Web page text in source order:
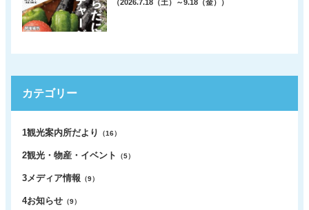
（2026.7.18（土）～9.18（金））
カテゴリー
1観光案内所だより （16）
2観光・物産・イベント （5）
3メディア情報 （9）
4お知らせ （9）